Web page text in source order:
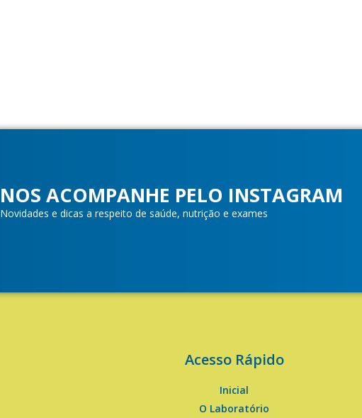
NOS ACOMPANHE PELO INSTAGRAM
Novidades e dicas a respeito de saúde, nutrição e exames
Acesso Rápido
Inicial
O Laboratório